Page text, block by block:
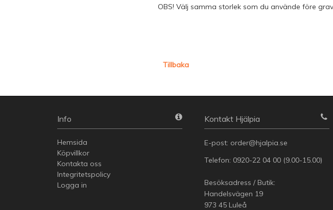
OBS! Välj samma storlek som du använde före
Tillbaka
Info
Hemsida
Köpvillkor
Kontakta oss
Integritetspolicy
Logga in
Kontakt Hjälpia
E-post: order@hjalpia.se
Telefon: 0920-22 04 00 (9.00-15.00)
Besöksadress / Butik:
Handelsvägen 19
973 45 Luleå